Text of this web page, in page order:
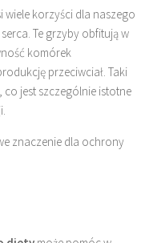
wiele korzyści dla naszego
Te grzyby obfitują w
komórek
przeciwciał. Taki
jest szczególnie istotne
znaczenie dla ochrony